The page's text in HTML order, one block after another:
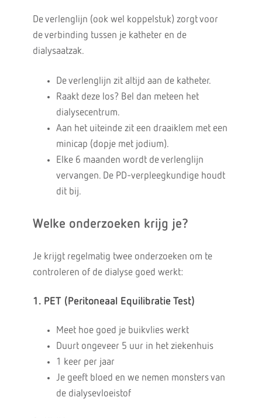
De verlenglijn (ook wel koppelstuk) zorgt voor
de verbinding tussen je katheter en de
dialysaatzak.
De verlenglijn zit altijd aan de katheter.
Raakt deze los? Bel dan meteen het
dialysecentrum.
Aan het uiteinde zit een draaiklem met een
minicap (dopje met jodium).
Elke 6 maanden wordt de verlenglijn
vervangen. De PD-verpleegkundige houdt
dit bij.
Welke onderzoeken krijg je?
Je krijgt regelmatig twee onderzoeken om te
controleren of de dialyse goed werkt:
1. PET (Peritoneaal Equilibratie Test)
Meet hoe goed je buikvlies werkt
Duurt ongeveer 5 uur in het ziekenhuis
1 keer per jaar
Je geeft bloed en we nemen monsters van
de dialysevloeistof